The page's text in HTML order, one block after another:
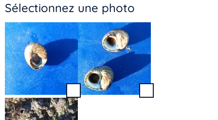
Sélectionnez une photo